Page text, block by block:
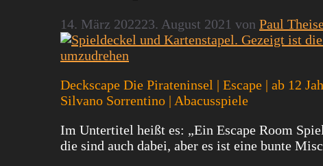
14. März 202223. August 2021 von Paul
Deckscape Die Pirateninsel | Escape | ab 12
Silvano Sorrentino | Abacusspiele
Im Untertitel heißt es: „Ein Escape Room
die sind auch dabei, aber es ist eine bunte